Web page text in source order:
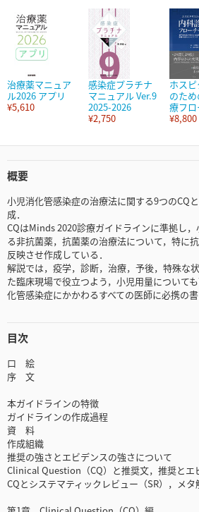
治療薬マニュア
ル2026 アプリ
¥5,610
感染症プラチナ
マニュアル Ver.9
2025-2026
¥2,750
ホス
のた
療フ
¥8,800
概要
小児消化管感染症の治療法に関する9つのCQ
成．
CQはMinds 2020診療ガイドラインに準拠し
る非抗菌薬，抗菌薬の治療法について，特に
反映させ作成している．
解説では，疫学，診断，治療，予後，特殊な
た臨床現場で役立つよう，小児用量について
化管感染症にかかわるすべての医師に必携の書
目次
口 絵
序 文
本ガイドラインの特徴
ガイドラインの作成過程
資 料
作成組織
推奨の強さとエビデンスの強さについて
Clinical Question（CQ）と推奨文，推奨とエ
CQとシステマティックレビュー（SR），メ